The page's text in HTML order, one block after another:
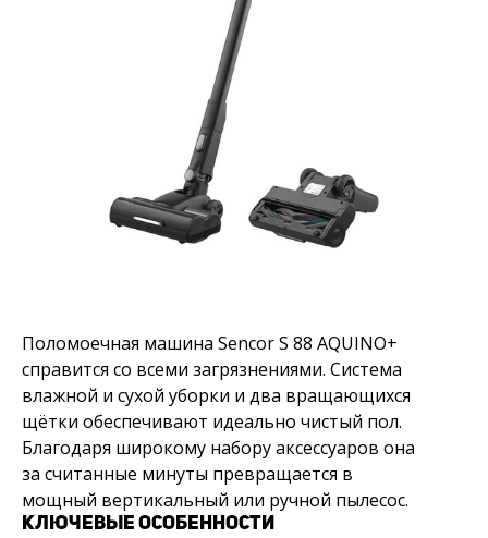
Поломоечная машина Sencor S 88 AQUINO+
справится со всеми загрязнениями. Система
влажной и сухой уборки и два вращающихся
щётки обеспечивают идеально чистый пол.
Благодаря широкому набору аксессуаров она
за считанные минуты превращается в
мощный вертикальный или ручной пылесос.
КЛЮЧЕВЫЕ ОСОБЕННОСТИ